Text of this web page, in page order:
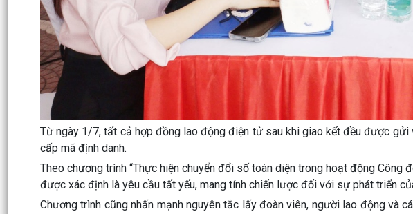
Từ ngày 1/7, tất cả hợp đồng lao động điện tử sau khi giao kết đều được
cấp mã định danh.
Theo chương trình “Thực hiện chuyển đổi số toàn diện trong hoạt động Công
được xác định là yêu cầu tất yếu, mang tính chiến lược đối với sự phát triển
Chương trình cũng nhấn mạnh nguyên tắc lấy đoàn viên, người lao động và